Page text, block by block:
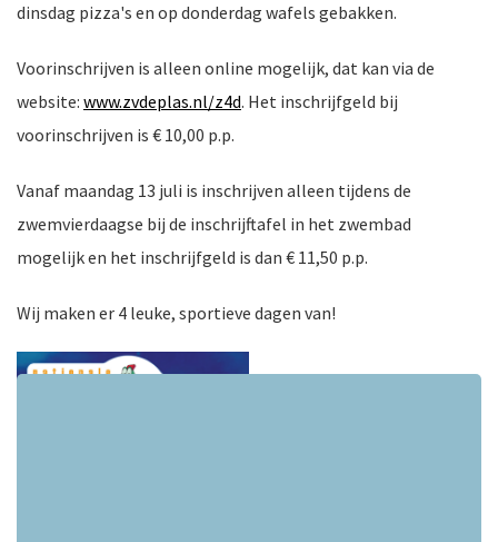
dinsdag pizza's en op donderdag wafels gebakken.
Voorinschrijven is alleen online mogelijk, dat kan via de
website: www.zvdeplas.nl/z4d. Het inschrijfgeld bij
voorinschrijven is € 10,00 p.p.
Vanaf maandag 13 juli is inschrijven alleen tijdens de
zwemvierdaagse bij de inschrijftafel in het zwembad
mogelijk en het inschrijfgeld is dan € 11,50 p.p.
Wij maken er 4 leuke, sportieve dagen van!